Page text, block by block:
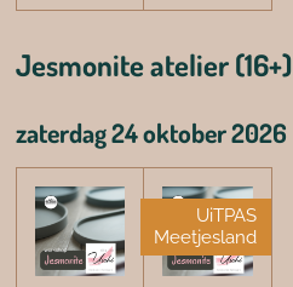
Jesmonite atelier (16+)
zaterdag 24 oktober 2026
UiTPAS
Meetjesland